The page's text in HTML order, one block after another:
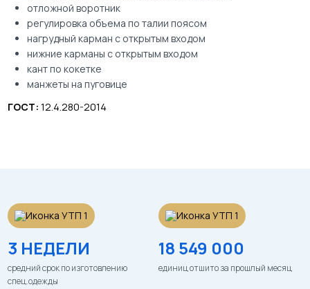
отложной воротник
регулировка объема по талии поясом
нагрудный карман с открытым входом
нижние карманы с открытым входом
кант по кокетке
манжеты на пуговице
ГОСТ: 12.4.280-2014
3 НЕДЕЛИ
средний срок по изготовлению
спец.одежды
18 549 000
единиц отшито за прошлый месяц